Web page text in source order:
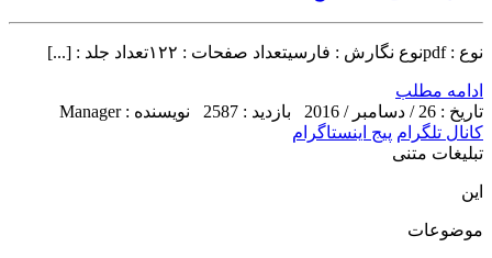
نوع : pdfنوع نگارش : فارسیتعداد صفحات : ۱۲۲تعداد جلد : [...]
ادامه مطلب
تاریخ : 26 / دسامبر / 2016
بازدید : 2587
نویسنده : Manager
کانال تلگرام پیج اینستاگرام
تبلیغات متنی
این
موضوعات